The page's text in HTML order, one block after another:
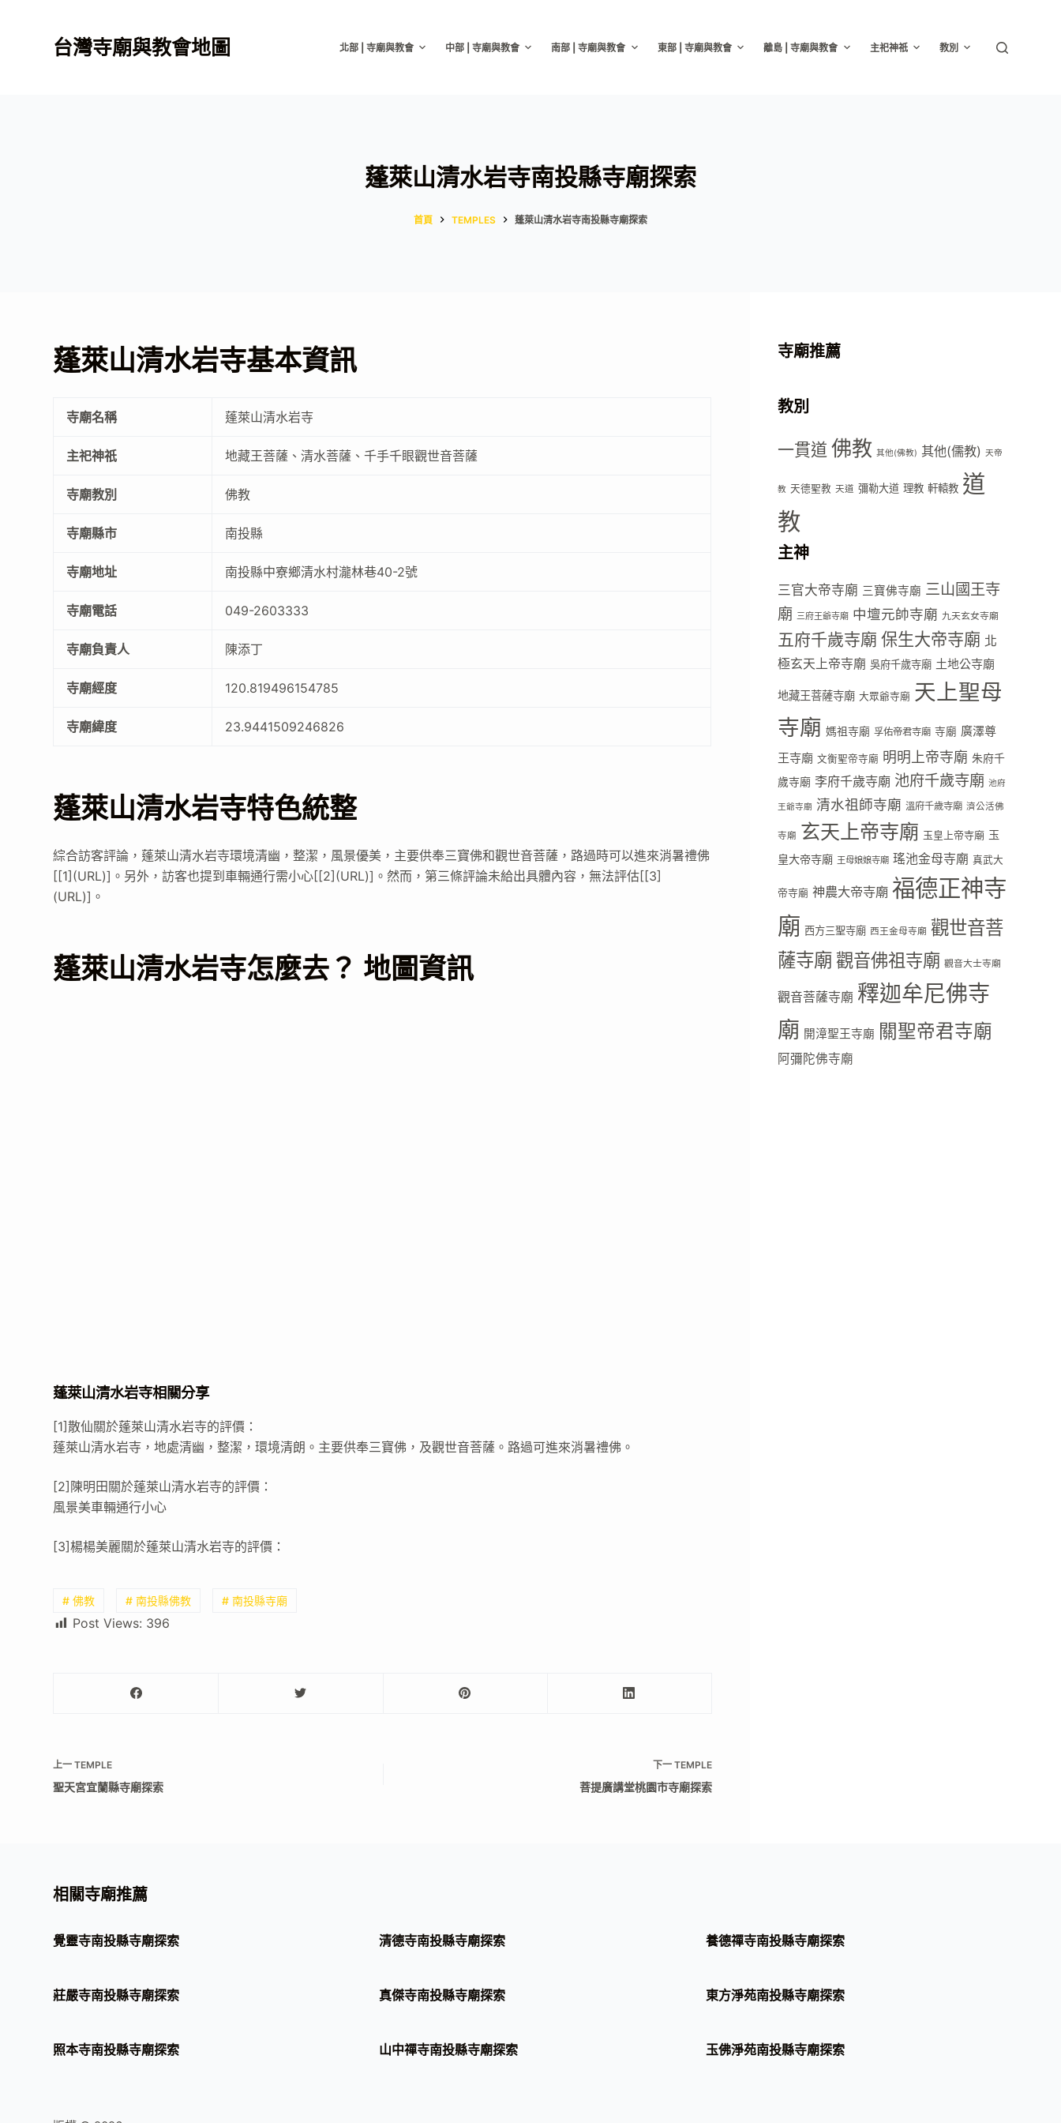
台灣寺廟與教會地圖 北部 | 寺廟與教會 中部 | 寺廟與教會 南部 | 寺廟與教會 東部 | 寺廟與教會 離島 | 寺廟與教會 主祀神祇 教別
蓬萊山清水岩寺南投縣寺廟探索
首頁 TEMPLES 蓬萊山清水岩寺南投縣寺廟探索
蓬萊山清水岩寺基本資訊
寺廟名稱 蓬萊山清水岩寺
主祀神祇 地藏王菩薩、清水菩薩、千手千眼觀世音菩薩
寺廟教別 佛教
寺廟縣市 南投縣
寺廟地址 南投縣中寮鄉清水村瀧林巷40-2號
寺廟電話 049-2603333
寺廟負責人 陳添丁
寺廟經度 120.819496154785
寺廟緯度 23.9441509246826
蓬萊山清水岩寺特色統整
綜合訪客評論，蓬萊山清水岩寺環境清幽，整潔，風景優美，主要供奉三寶佛和觀世音菩薩，路過時可以進來消暑禮佛
[[1](URL)]。另外，訪客也提到車輛通行需小心[[2](URL)]。然而，第三條評論未給出具體內容，無法評估[[3]
(URL)]。
蓬萊山清水岩寺怎麼去？ 地圖資訊
蓬萊山清水岩寺相關分享
[1]散仙關於蓬萊山清水岩寺的評價：
蓬萊山清水岩寺，地處清幽，整潔，環境清朗。主要供奉三寶佛，及觀世音菩薩。路過可進來消暑禮佛。
[2]陳明田關於蓬萊山清水岩寺的評價：
風景美車輛通行小心
[3]楊楊美麗關於蓬萊山清水岩寺的評價：
# 佛教 # 南投縣佛教 # 南投縣寺廟
Post Views: 396
上一TEMPLE
聖天宮宜蘭縣寺廟探索
下一 TEMPLE
菩提廣講堂桃園市寺廟探索
寺廟推薦
教別
一貫道 佛教 其他(佛教) 其他(儒教) 天帝
教 天德聖教 天道 彌勒大道 理教 軒轅教 道
教
主神
三官大帝寺廟 三寶佛寺廟 三山國王寺
廟 三府王爺寺廟 中壇元帥寺廟 九天玄女寺廟
五府千歲寺廟 保生大帝寺廟 北
極玄天上帝寺廟 吳府千歲寺廟 土地公寺廟
地藏王菩薩寺廟 大眾爺寺廟 天上聖母
寺廟 媽祖寺廟 孚佑帝君寺廟 寺廟 廣澤尊
王寺廟 文衡聖帝寺廟 明明上帝寺廟 朱府千
歲寺廟 李府千歲寺廟 池府千歲寺廟 池府
王爺寺廟 清水祖師寺廟 溫府千歲寺廟 濟公活佛
寺廟 玄天上帝寺廟 玉皇上帝寺廟 玉
皇大帝寺廟 王母娘娘寺廟 瑤池金母寺廟 真武大
帝寺廟 神農大帝寺廟 福德正神寺
廟 西方三聖寺廟 西王金母寺廟 觀世音菩
薩寺廟觀音佛祖寺廟 觀音大士寺廟
觀音菩薩寺廟 釋迦牟尼佛寺
廟 開漳聖王寺廟 關聖帝君寺廟
阿彌陀佛寺廟
相關寺廟推薦
覺靈寺南投縣寺廟探索 清德寺南投縣寺廟探索 養德禪寺南投縣寺廟探索
莊嚴寺南投縣寺廟探索 真傑寺南投縣寺廟探索 東方淨苑南投縣寺廟探索
照本寺南投縣寺廟探索 山中禪寺南投縣寺廟探索 玉佛淨苑南投縣寺廟探索